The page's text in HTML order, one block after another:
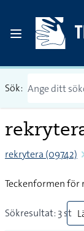
Sök:
rekrytera (09742)
Teckenformen för
Sökresultat: 3 st